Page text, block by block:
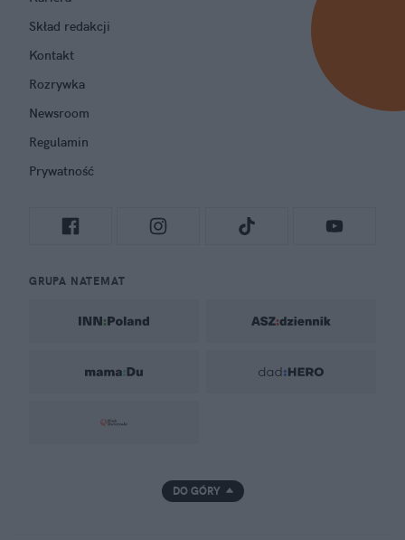
Skład redakcji
Kontakt
Rozrywka
Newsroom
Regulamin
Prywatność
GRUPA NATEMAT
DO GÓRY